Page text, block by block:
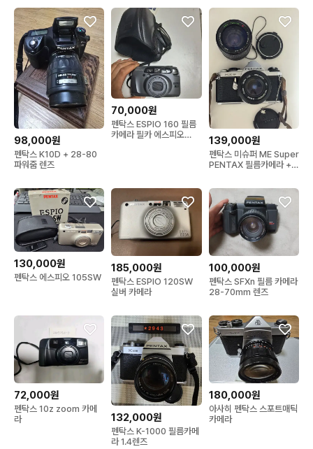
98,000원
펜탁스 K10D + 28-80
파워줌 렌즈
70,000원
펜탁스 ESPIO 160 필름
카메라 필카 에스피오
139,000원
펜탁스 미슈퍼 ME Super
PENTAX 필름카메라 +
130,000원
펜탁스 에스피오 105SW
185,000원
펜탁스 ESPIO 120SW
실버 카메라
100,000원
펜탁스 SFXn 필름 카메라
28-70mm 렌즈
72,000원
펜탁스 10z zoom 카메
라
132,000원
펜탁스 K-1000 필름카메
라 1.4렌즈
180,000원
아사히 펜탁스 스포트매틱
카메라